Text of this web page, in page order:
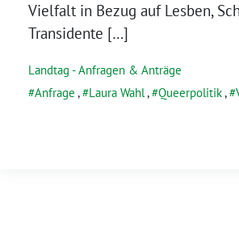
Vielfalt in Bezug auf Lesben,
Transidente […]
Landtag - Anfragen & Anträge
Anfrage , Laura Wahl, Queerpolitik,